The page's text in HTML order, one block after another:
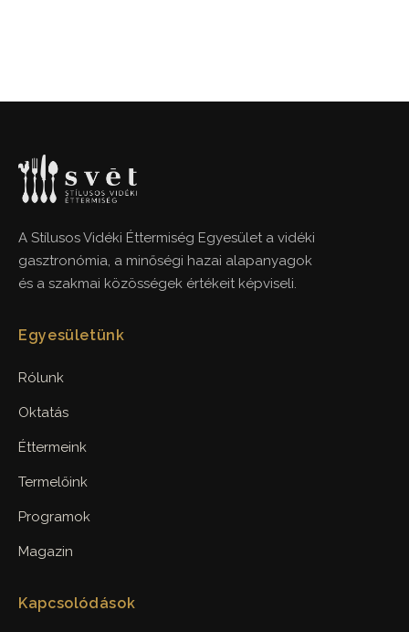
A Stílusos Vidéki Éttermiség Egyesület a vidéki
gasztronómia, a minőségi hazai alapanyagok
és a szakmai közösségek értékeit képviseli.
Egyesületünk
Rólunk
Oktatás
Éttermeink
Termelőink
Programok
Magazin
Kapcsolódások